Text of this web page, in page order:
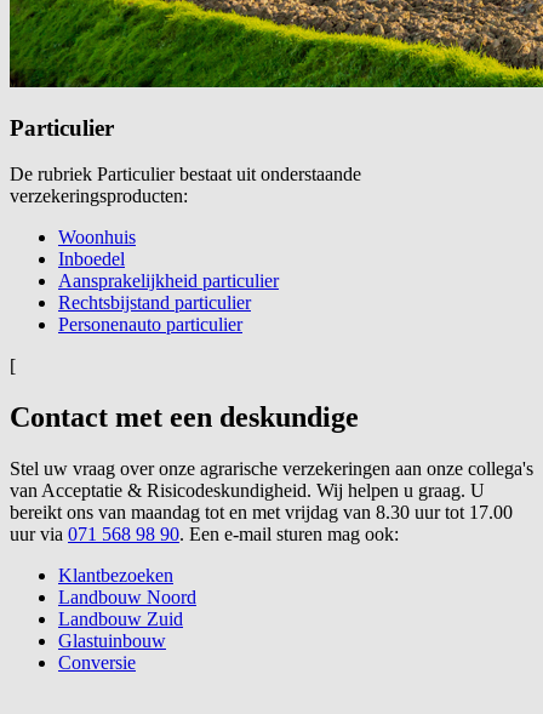
Particulier
De rubriek Particulier bestaat uit onderstaande
verzekeringsproducten:
Woonhuis
Inboedel
Aansprakelijkheid particulier
Rechtsbijstand particulier
Personenauto particulier
[
Contact met een deskundige
Stel uw vraag over onze agrarische verzekeringen aan onze collega's
van Acceptatie & Risicodeskundigheid. Wij helpen u graag. U
bereikt ons van maandag tot en met vrijdag van 8.30 uur tot 17.00
uur via 071 568 98 90. Een e-mail sturen mag ook:
Klantbezoeken
Landbouw Noord
Landbouw Zuid
Glastuinbouw
Conversie